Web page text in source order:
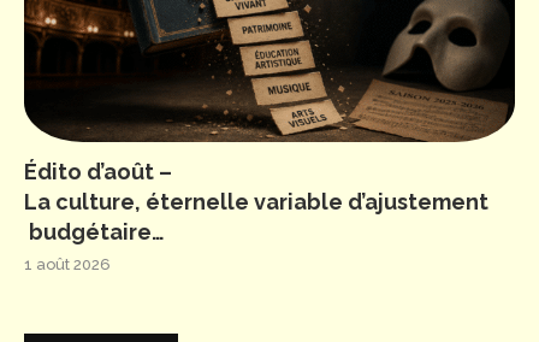
Édito d’août –
La culture, éternelle variable d’ajustement
budgétaire…
1 août 2026